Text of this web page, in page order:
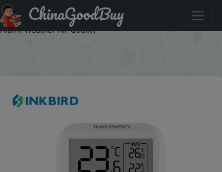
Акция на: INKBIRD ITH-20 Digital Electronic Thermometer
Hygrometer Multiple Uses for Temperature Humidity Meter
Alarm Weather Air Quality
ChinaGoodBuy